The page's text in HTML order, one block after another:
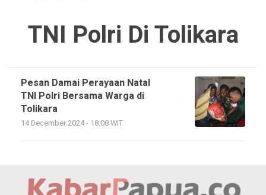
TNI Polri Di Tolikara
Pesan Damai Perayaan Natal
TNI Polri Bersama Warga di
Tolikara
14 December 2024 - 18:08 WIT